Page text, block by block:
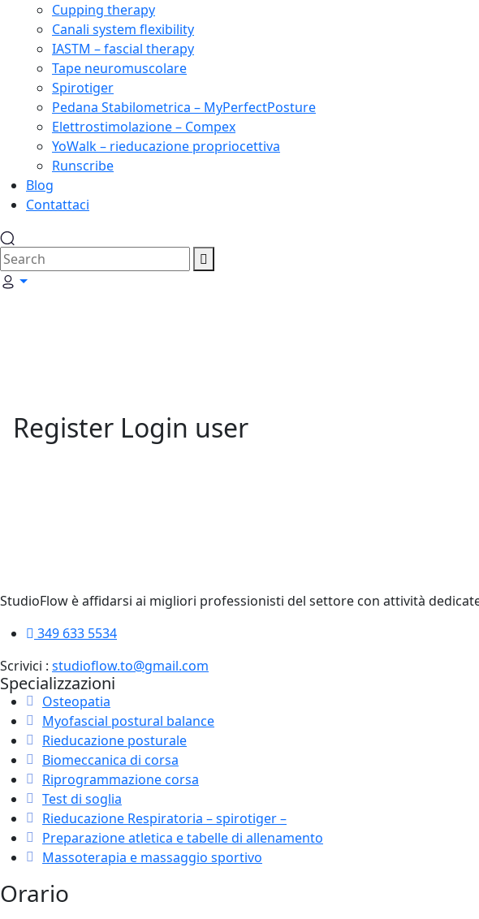
Cupping therapy
Canali system flexibility
IASTM – fascial therapy
Tape neuromuscolare
Spirotiger
Pedana Stabilometrica – MyPerfectPosture
Elettrostimolazione – Compex
YoWalk – rieducazione propriocettiva
Runscribe
Blog
Contattaci
Register Login user
StudioFlow è affidarsi ai migliori professionisti del settore con attività
349 633 5534
Scrivici : studioflow.to@gmail.com
Specializzazioni
Osteopatia
Myofascial postural balance
Rieducazione posturale
Biomeccanica di corsa
Riprogrammazione corsa
Test di soglia
Rieducazione Respiratoria – spirotiger –
Preparazione atletica e tabelle di allenamento
Massoterapia e massaggio sportivo
Orario